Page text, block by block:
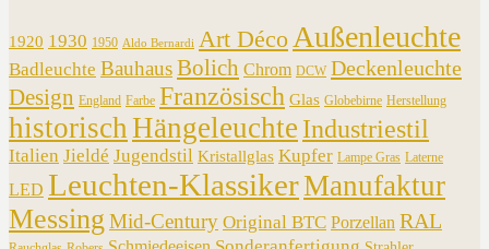
1920 1930 1950 Aldo Bernardi Art DécoAußenleuchte
Badleuchte BauhausBolich Chrom DCW Deckenleuchte
Design England Farbe Französisch Glas Globebirne Herstellung
historischHängeleuchte Industriestil
Italien Jieldé Jugendstil Kristallglas Kupfer Lampe Gras Laterne
LED Leuchten-KlassikerManufaktur
Messing Mid-Century Original BTC Porzellan RAL